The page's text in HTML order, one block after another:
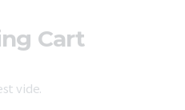
Cart
vide.